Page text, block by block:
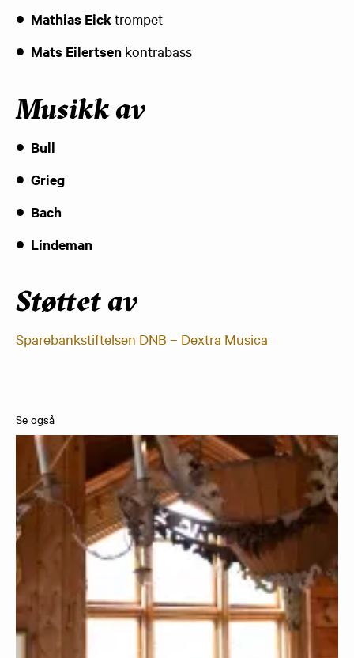
Mathias Eicktrompet
Mats Eilertsen kontrabass​
Musikk av
Bull
Grieg
Bach
Lindeman
Støttet av
Sparebankstiftelsen DNB – Dextra Musica
Se også